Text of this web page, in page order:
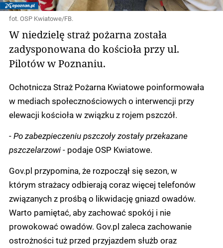
fot. OSP Kwiatowe/FB.
W niedzielę straż pożarna została
zadysponowana do kościoła przy ul.
Pilotów w Poznaniu.
Ochotnicza Straż Pożarna Kwiatowe poinformowała
w mediach społecznościowych o interwencji przy
elewacji kościoła w związku z rojem pszczół.
-Po zabezpieczeniu pszczoły zostały przekazane
pszczelarzowi - podaje OSP Kwiatowe.
Gov.pl przypomina, że rozpoczął się sezon, w
którym strażacy odbierają coraz więcej telefonów
związanych z prośbą o likwidację gniazd owadów.
Warto pamiętać, aby zachować spokój i nie
prowokować owadów. Gov.pl zaleca zachowanie
ostrożności tuż przed przyjazdem służb oraz